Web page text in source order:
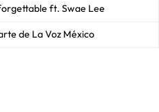
ft. Swae Lee
de La Voz México